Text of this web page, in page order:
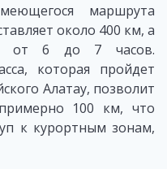
маршрута
около 400 км, а
от 6 до 7 часов.
которая пройдет
Алатау, позволит
100 км, что
к курортным зонам,